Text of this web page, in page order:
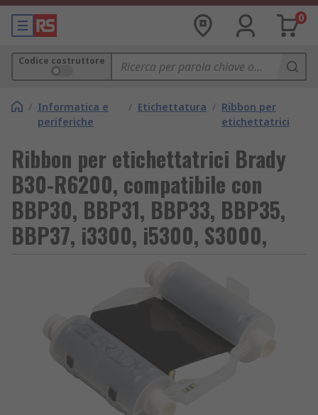
0
Codice costruttore
/ Informatica e
periferiche
/ Etichettatura / Ribbon per
etichettatrici
Ribbon per etichettatrici Brady
B30-R6200, compatibile con
BBP30, BBP31, BBP33, BBP35,
BBP37, i3300, i5300, S3000,